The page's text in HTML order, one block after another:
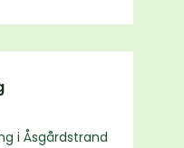
i Åsgårdstrand